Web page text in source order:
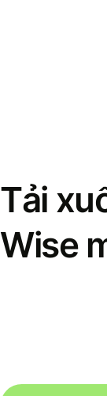
Tải
Wise